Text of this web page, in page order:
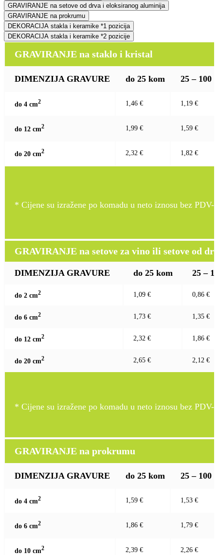
GRAVIRANJE na setove od drva i eloksiranog aluminija
GRAVIRANJE na prokrumu
DEKORACIJA stakla i keramike *1 pozicija
DEKORACIJA stakla i keramike *2 pozicije
GRAVIRANJE na staklo i kristal
DIMENZIJA GRAVURE do 25 kom 25 – 100
do 4 cm2 1,46 € 1,19 €
do 12 cm2 1,99 € 1,59 €
do 20 cm2 2,32 € 1,82 €
* Cijene su izražene po komadu u neto iznosu bez PDV-
GRAVIRANJE na setove za vino ili setove od
DIMENZIJA GRAVURE do 25 kom 25 –
do 2 cm2 1,09 € 0,86 €
do 6 cm2 1,73 € 1,35 €
do 12 cm2 2,32 € 1,86 €
do 20 cm2 2,65 € 2,12 €
* Cijene su izražene po komadu u neto iznosu bez PDV-
GRAVIRANJE na prokrumu
DIMENZIJA GRAVURE do 25 kom 25 – 100
do 4 cm2 1,59 € 1,53 €
do 6 cm2 1,86 € 1,79 €
do 10 cm2 2,39 € 2,26 €